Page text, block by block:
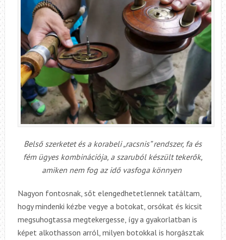
Belső szerketet és a korabeli „racsnis” rendszer, fa és
fém ügyes kombinációja, a szaruból készült tekerők,
amiken nem fog az idő vasfoga könnyen
Nagyon fontosnak, sőt elengedhetetlennek tatáltam,
hogy mindenki kézbe vegye a botokat, orsókat és kicsit
megsuhogtassa megtekergesse, így a gyakorlatban is
képet alkothasson arról, milyen botokkal is horgásztak